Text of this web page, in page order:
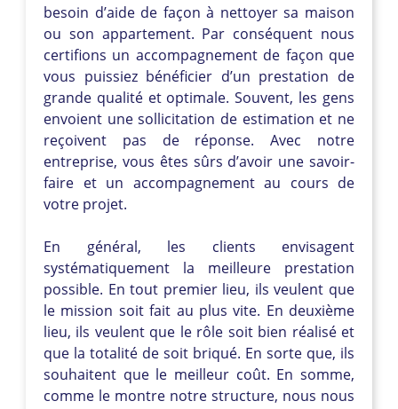
besoin d’aide de façon à nettoyer sa maison
ou son appartement. Par conséquent nous
certifions un accompagnement de façon que
vous puissiez bénéficier d’un prestation de
grande qualité et optimale. Souvent, les gens
envoient une sollicitation de estimation et ne
reçoivent pas de réponse. Avec notre
entreprise, vous êtes sûrs d’avoir une savoir-
faire et un accompagnement au cours de
votre projet.
En général, les clients envisagent
systématiquement la meilleure prestation
possible. En tout premier lieu, ils veulent que
le mission soit fait au plus vite. En deuxième
lieu, ils veulent que le rôle soit bien réalisé et
que la totalité de soit briqué. En sorte que, ils
souhaitent que le meilleur coût. En somme,
comme le montre notre structure, nous nous